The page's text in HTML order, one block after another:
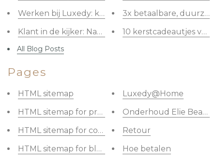
Werken bij Luxedy: kom jij ons team versterken als
Klant in de kijker: Natalie, een powervrouw met pit
3x betaalbare,
10 kerstcadeautjes
All Blog Posts
Pages
HTML sitemap
HTML sitemap for products
HTML sitemap for collections
HTML sitemap for blogs
Luxedy@Home
Onderhoud Elie
Retour
Hoe betalen